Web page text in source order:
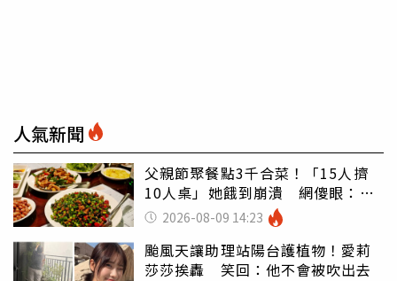
人氣新聞
父親節聚餐點3千合菜！「15人擠
10人桌」她餓到崩潰 網傻眼：讓
店家看笑話
2026-08-09 14:23
颱風天讓助理站陽台護植物！愛莉
莎莎挨轟 笑回：他不會被吹出去